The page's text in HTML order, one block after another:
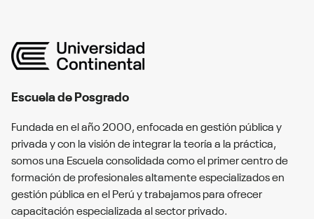
Escuela de Posgrado
Fundada en el año 2000, enfocada en gestión pública y
privada y con la visión de integrar la teoría a la práctica,
somos una Escuela consolidada como el primer centro de
formación de profesionales altamente especializados en
gestión pública en el Perú y trabajamos para ofrecer
capacitación especializada al sector privado.